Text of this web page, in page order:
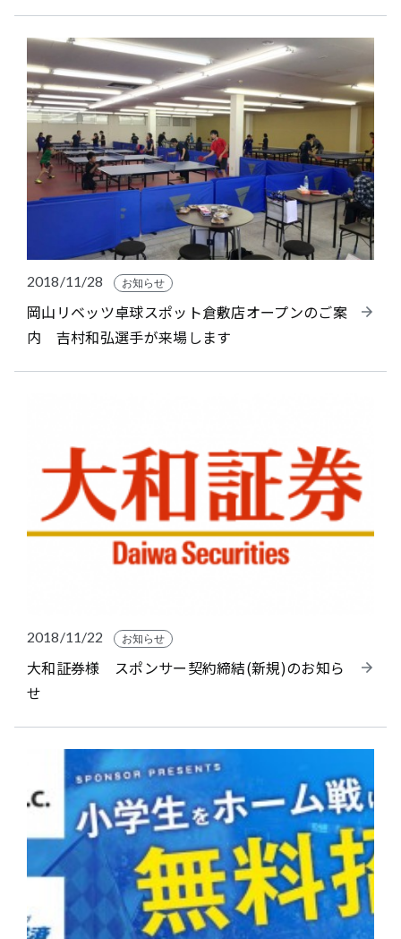
2018/11/28 お知らせ
岡山リベッツ卓球スポット倉敷店オープンのご案
内 吉村和弘選手が来場します
2018/11/22 お知らせ
大和証券様 スポンサー契約締結(新規)のお知ら
せ